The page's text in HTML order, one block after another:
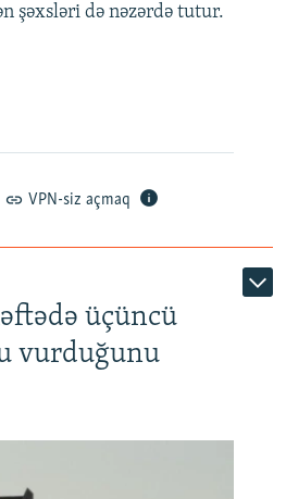
şəxsləri də nəzərdə tutur.
VPN-siz açmaq
üçüncü
vurduğunu